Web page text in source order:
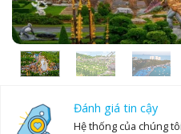
Đánh giá tin cậy
Hệ thống của chúng